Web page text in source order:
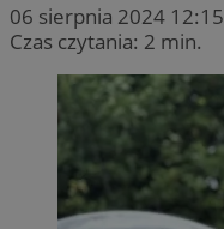
06 sierpnia 2024 12:15
Czas czytania: 2 min.